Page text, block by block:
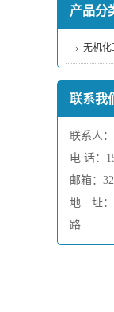
产品分
无机化
联系我
联系人
电 话：
邮箱：
地 址：
路